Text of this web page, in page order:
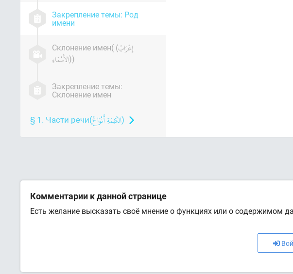
Закрепление темы: Род
имени
Склонение имен( (
))
Закрепление темы:
Склонение имен
§ 1. Части речи( )
Комментарии к данной странице
Есть желание высказать своё мнение о функциях или о содержимом